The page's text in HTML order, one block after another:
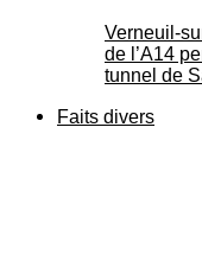
Verneuil-
de l’A14
tunnel de
Faits divers